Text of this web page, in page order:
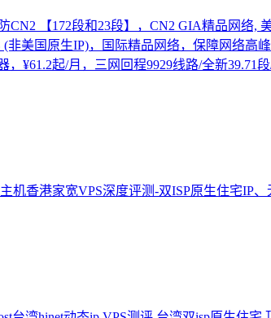
CN2 【172段和23段】，CN2 GIA精品网络,
(非美国原生IP)，国际精品网络，保障网络高
，¥61.2起/月，三网回程9929线路/全新39.71
机香港家宽VPS深度评测-双ISP原生住宅IP